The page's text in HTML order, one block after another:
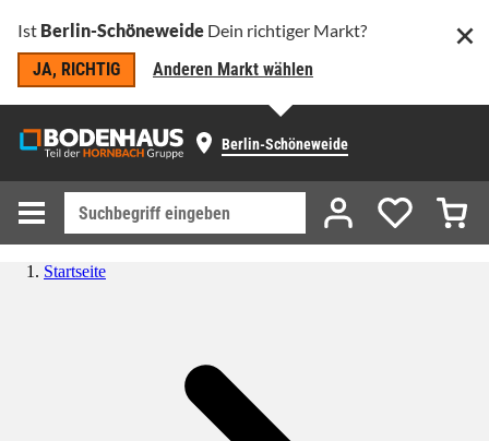
Ist Berlin-Schöneweide Dein richtiger Markt?
JA, RICHTIG
Anderen Markt wählen
Berlin-Schöneweide
Startseite